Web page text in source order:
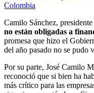
Colombia
Camilo Sánchez,
no están obligadas a
promesa que hizo el
del año pasado no se pudo
Por su parte, José Camilo
reconoció que si bien ha
más crítico para las